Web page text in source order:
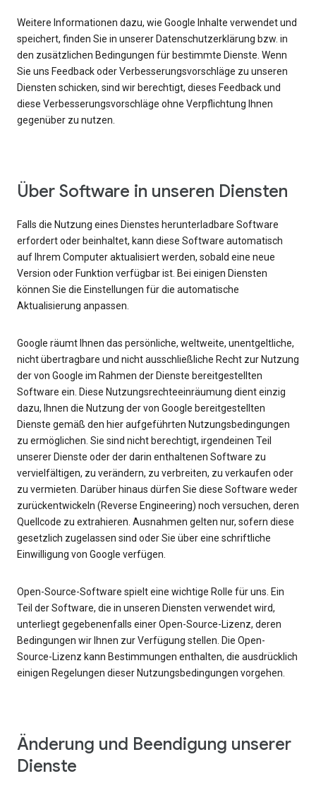
Weitere Informationen dazu, wie Google Inhalte verwendet und
speichert, finden Sie in unserer Datenschutzerklärung bzw. in
den zusätzlichen Bedingungen für bestimmte Dienste. Wenn
Sie uns Feedback oder Verbesserungsvorschläge zu unseren
Diensten schicken, sind wir berechtigt, dieses Feedback und
diese Verbesserungsvorschläge ohne Verpflichtung Ihnen
gegenüber zu nutzen.
Über Software in unseren Diensten
Falls die Nutzung eines Dienstes herunterladbare Software
erfordert oder beinhaltet, kann diese Software automatisch
auf Ihrem Computer aktualisiert werden, sobald eine neue
Version oder Funktion verfügbar ist. Bei einigen Diensten
können Sie die Einstellungen für die automatische
Aktualisierung anpassen.
Google räumt Ihnen das persönliche, weltweite, unentgeltliche,
nicht übertragbare und nicht ausschließliche Recht zur Nutzung
der von Google im Rahmen der Dienste bereitgestellten
Software ein. Diese Nutzungsrechteeinräumung dient einzig
dazu, Ihnen die Nutzung der von Google bereitgestellten
Dienste gemäß den hier aufgeführten Nutzungsbedingungen
zu ermöglichen. Sie sind nicht berechtigt, irgendeinen Teil
unserer Dienste oder der darin enthaltenen Software zu
vervielfältigen, zu verändern, zu verbreiten, zu verkaufen oder
zu vermieten. Darüber hinaus dürfen Sie diese Software weder
zurückentwickeln (Reverse Engineering) noch versuchen, deren
Quellcode zu extrahieren. Ausnahmen gelten nur, sofern diese
gesetzlich zugelassen sind oder Sie über eine schriftliche
Einwilligung von Google verfügen.
Open-Source-Software spielt eine wichtige Rolle für uns. Ein
Teil der Software, die in unseren Diensten verwendet wird,
unterliegt gegebenenfalls einer Open-Source-Lizenz, deren
Bedingungen wir Ihnen zur Verfügung stellen. Die Open-
Source-Lizenz kann Bestimmungen enthalten, die ausdrücklich
einigen Regelungen dieser Nutzungsbedingungen vorgehen.
Änderung und Beendigung unserer
Dienste